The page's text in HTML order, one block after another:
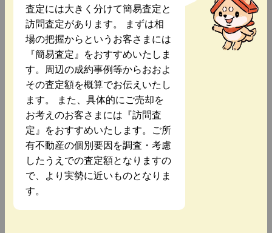
査定には大きく分けて簡易査定と
訪問査定があります。 まずは相
場の把握からというお客さまには
『簡易査定』をおすすめいたしま
す。周辺の成約事例等からおおよ
その査定額を概算でお伝えいたし
ます。 また、具体的にご売却を
お考えのお客さまには『訪問査
定』をおすすめいたします。ご所
有不動産の個別要因を調査・考慮
したうえでの査定額となりますの
で、より実勢に近いものとなりま
す。